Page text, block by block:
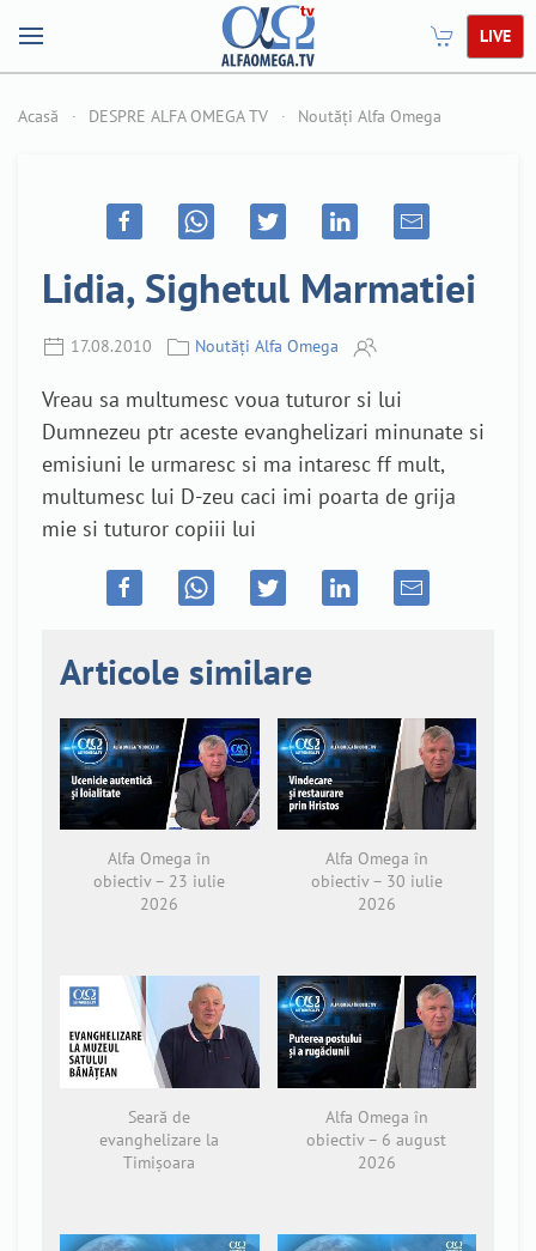
LIVE
Acasă DESPRE ALFA OMEGA TV Noutăți Alfa Omega
Lidia, Sighetul Marmatiei
17.08.2010 Noutăți Alfa Omega
Vreau sa multumesc voua tuturor si lui
Dumnezeu ptr aceste evanghelizari minunate si
emisiuni le urmaresc si ma intaresc ff mult,
multumesc lui D-zeu caci imi poarta de grija
mie si tuturor copiii lui
Articole similare
Alfa Omega în
obiectiv – 23 iulie
2026
Alfa Omega în
obiectiv – 30 iulie
2026
Seară de
evanghelizare la
Timișoara
Alfa Omega în
obiectiv – 6 august
2026